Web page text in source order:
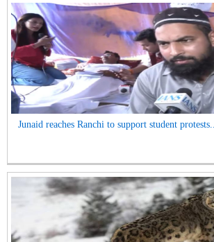
Junaid reaches Ranchi to support student